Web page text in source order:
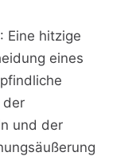
Eine hitzige
eines
der
und der